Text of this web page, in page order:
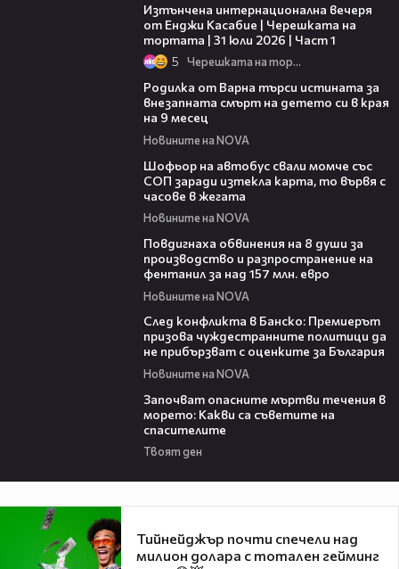
Изтънчена интернационална вечеря
от Енджи Касабие | Черешката на
тортата | 31 юли 2026 | Част 1
5 Черешката на тортата
Родилка от Варна търси истината за
внезапната смърт на детето си в края
на 9 месец
Новините на NOVA
Шофьор на автобус свали момче със
СОП заради изтекла карта, то вървя с
часове в жегата
Новините на NOVA
Повдигнаха обвинения на 8 души за
производство и разпространение на
фентанил за над 157 млн. евро
Новините на NOVA
След конфликта в Банско: Премиерът
призова чуждестранните политици да
не прибързват с оценките за България
Новините на NOVA
Започват опасните мъртви течения в
морето: Какви са съветите на
спасителите
Твоят ден
Тийнейджър почти спечели над
милион долара с тотален гейминг